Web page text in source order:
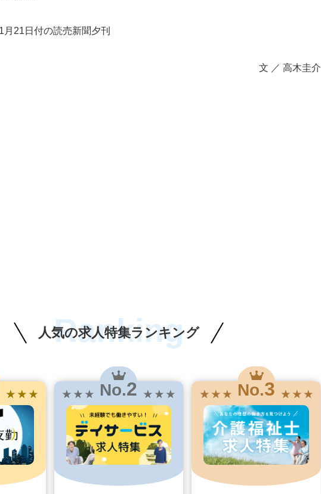
21日付の読売新聞夕刊
文 ／ 高木圭介
人気の求人特集ランキング
Ranking
★ ★ ★ ★ ★ ★ No.2 ★ ★ ★ ★ ★ ★ No.3 ★ ★ ★